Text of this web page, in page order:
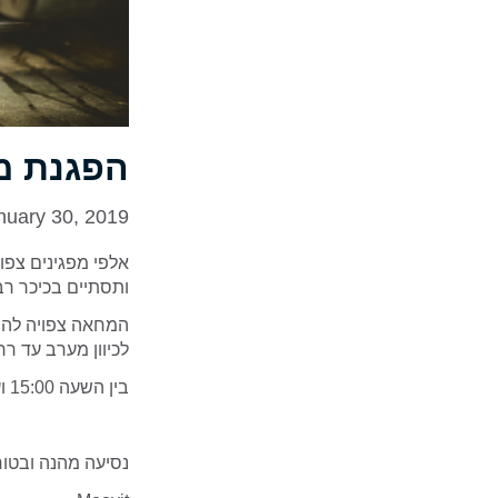
הפגנת
30, 2019
ותסתיים בכיכר
המחאה צפויה
לכיוון מערב עד
בין השעה 15:00 ועד 22:00 צפויות חסימות כבישים ברחבי העיר.
נסיעה מהנה